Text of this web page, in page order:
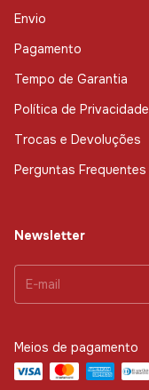
Envio
Pagamento
Tempo de Garantia
Política de Privacidade
Trocas e Devoluções
Perguntas Frequentes
Newsletter
Meios de pagamento